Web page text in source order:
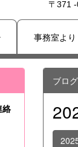
〒371
事務室より
ブログ
絡